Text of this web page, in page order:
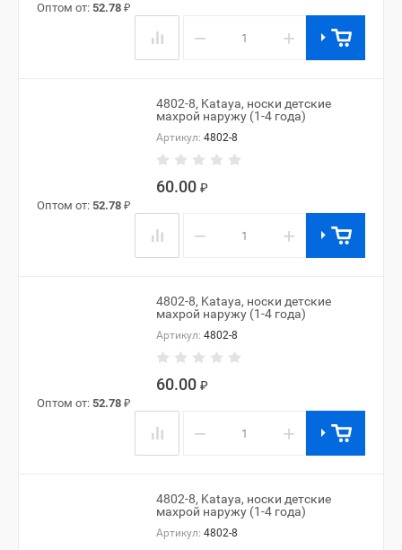
Оптом от: 52.78 ₽
− +
4802-8, Kataya, носки детские
махрой наружу (1-4 года)
Артикул: 4802-8
60.00 ₽
Оптом от: 52.78 ₽
− +
4802-8, Kataya, носки детские
махрой наружу (1-4 года)
Артикул: 4802-8
60.00 ₽
Оптом от: 52.78 ₽
− +
4802-8, Kataya, носки детские
махрой наружу (1-4 года)
Артикул: 4802-8